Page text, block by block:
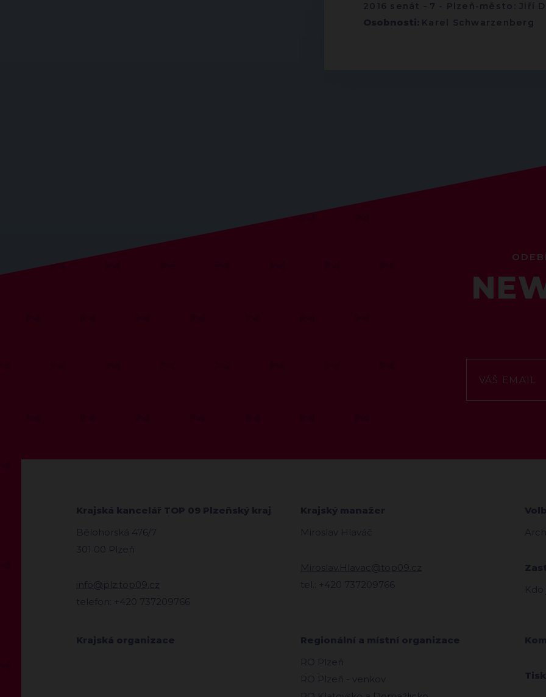
2016 senát - 7 - Plzeň-město: Jiří
Osobnosti: Karel Schwarzenberg
Krajská kancelář TOP 09 Plzeňský kraj
Bělohorská 476/7
301 00 Plzeň
info@plz.top09.cz
telefon: +420 737209766
Krajský manažer
Miroslav Hlaváč
Miroslav.Hlavac@top09.cz
tel.: +420 737209766
Kdo
Krajská organizace
Regionální a místní organizace
RO Plzeň
RO Plzeň - venkov